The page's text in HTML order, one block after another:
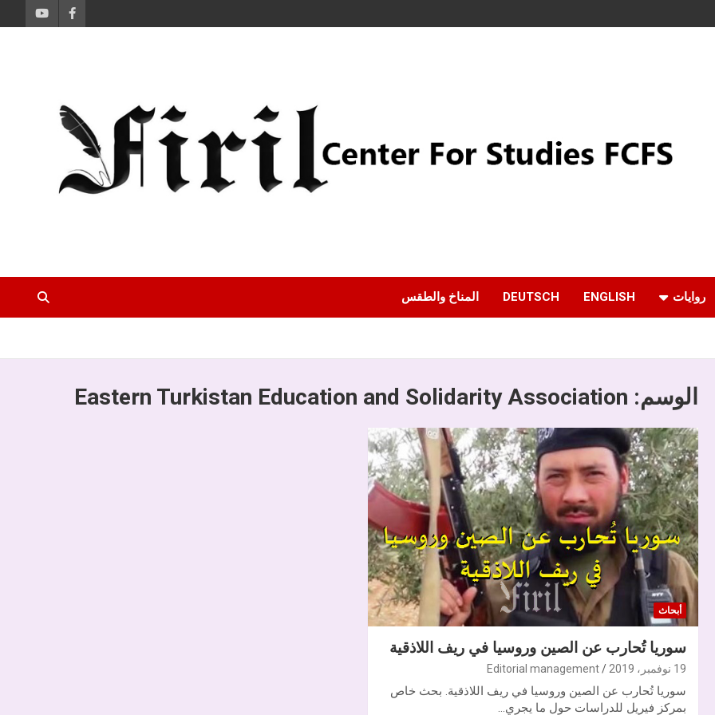
روايات ENGLISH
DEUTSCH المناخ والطقس
الوسم: Eastern Turkistan Education and Solidarity Association
أبحاث
سوريا تُحارب عن الصين وروسيا في ريف اللاذقية
19 نوفمبر، 2019 Editorial management
سوريا تُحارب عن الصين وروسيا في ريف اللاذقية. بحث خاص
بمركز فيريل للدراسات حول ما يجري…